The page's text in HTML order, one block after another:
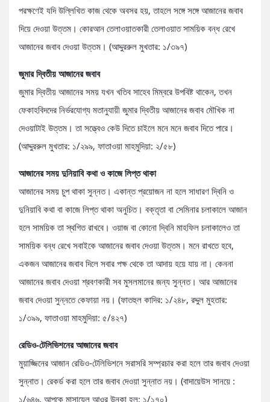
পরক্ষণেই যদি উল্লিখিত কাজ থেকে অবসর হয়, তাহলে সঙ্গে সঙ্গে আজানের জবাব
দিয়ে দেওয়া উত্তম। কোরআন তেলাওয়াতকারী তেলাওয়াত সাময়িক বন্ধ রেখে
আজানের জবাব দেওয়া উত্তম। (আদ্দুররুল মুখতার: ১/৩৯৭)
জুমার দ্বিতীয় আজানের জবাব
জুমার দ্বিতীয় আজানের সময় যখন খতিব সাহেব মিম্বরে উপবিষ্ট থাকেন, তখন
ফেকাহবিদদের নির্ভরযোগ্য মতানুযায়ী জুমার দ্বিতীয় আজানের জবাব মৌখিক না
দেওয়াটাই উত্তম। তা সত্ত্বেও কেউ দিতে চাইলে মনে মনে জবাব দিতে পারে।
(আদ্দুররুল মুখতার: ১/২৯৯, ফাতাওয়া মাহমুদিয়া: ২/৫৮)
আজানের সময় দুনিয়াবি কথা ও কাজে লিপ্ত থাকা
আজানের সময় চুপ থাকা সুন্নত। একান্ত প্রয়োজন না হলে সাধারণ দ্বিনি ও
দুনিয়াবি কথা বা কাজে লিপ্ত থাকা অনুচিত। বক্তৃতা বা সেমিনার চলাকালে আজান
হলে সাময়িক তা স্থগিত রাখবে। ওয়াজ বা কোনো দ্বিনি মাহফিল চলাকালেও তা
সাময়িক বন্ধ রেখে সবাইকে আজানের জবাব দেওয়া উত্তম। মনে রাখতে হবে,
একজন আজানের জবাব দিলে সবার পক্ষ থেকে তা আদায় হয়ে যায় না। কেননা
আজানের জবাব দেওয়া শ্রবণকারী সব মুসলমানের জন্য সুন্নত। আর আজানের
জবাব দেওয়া সুন্নতে কেফায়া নয়। (ফাতহুল কাদির: ১/২৪৮, রদ্দুল মুহতার:
১/৩৯৯, ফাতাওয়া মাহমুদিয়া: ৫/৪২৭)
রেডিও-টেলিভিশনের আজানের জবাব
মুয়াজ্জিনের আজান রেডিও-টেলিভিশনে সরাসরি সম্প্রচার করা হলে তার জবাব দেওয়া
সুন্নাত। রেকর্ড করা হলে তার জবাব দেওয়া সুন্নাত নয়। (বাদায়েউস সানয়ে :
১/৬৪৬, আপকে মাসায়েল আওর উনকা হল: ১/১৭০)